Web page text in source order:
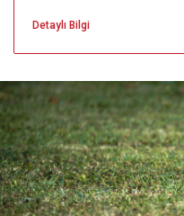
Detaylı Bilgi